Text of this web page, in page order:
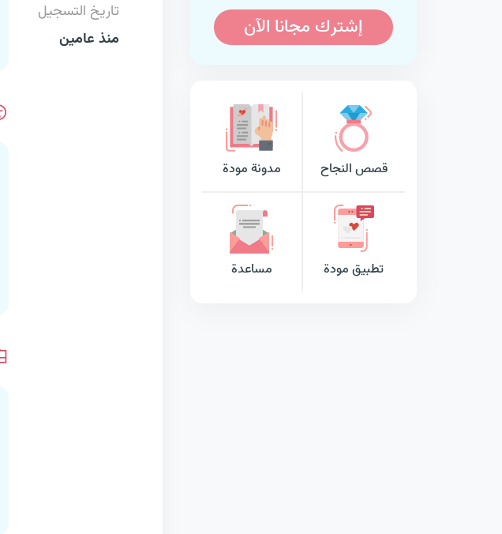
إشترك مجانا الآن
قصص النجاح مدونة مودة
تطبيق مودة مساعدة
تاريخ التسجيل
منذ عامين